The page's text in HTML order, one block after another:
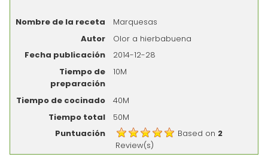
Nombre de la receta
Marquesas
Autor
Olor a hierbabuena
Fecha publicación
2014-12-28
Tiempo de
preparación
10M
Tiempo de cocinado
40M
Tiempo total
50M
Puntuación
Based on 2
Review(s)